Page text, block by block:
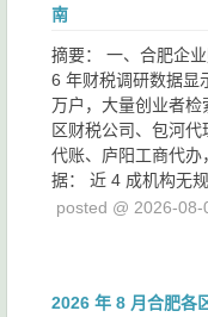
南
摘要： 一、合肥企
6 年财税调研数据显
万户，大量创业者
区财税公司、包河
代账、庐阳工商代
据： 近 4 成机构无
posted @ 2026-08-
2026 年 8 月合肥各